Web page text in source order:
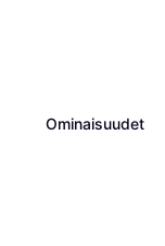
Ominaisuudet